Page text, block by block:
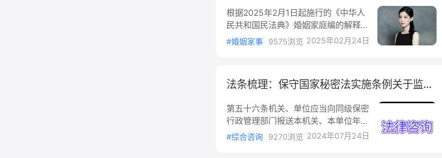
示要求解除合同，合同订立、履行均应以当事人自愿为
前提，继续履行有违公平原则，现双方已无继续履行的
基础，蓝天公司已于2024年5月2日通知王女士，2024
年5月4日在蓝天APP中生成解除协议，且王女士已收
法院对此不予支持。
蓝天公司在合同中未约定单方解除权情形、蓝天公
司提出解除合同未获得王女士同意，亦无法律规定享有
解除权的情形下，单方通知王女士解除合同，蓝天公司
刑标准灌醉强奸本质上属于强奸罪的一
种情形。根据《中华人民共和国刑法》
规定，以暴力、胁迫或者其他手段强奸
奸论，从重处罚。在这里，灌醉被害人
使其不知反抗、不能反抗的手段，就属
于&
根据2025年2月1日起施行的《中华人
民共和国民法典》婚姻家庭编的解释
(二)，关于夫妻房产归属的法律规定如
财产。若婚前已还清全部贷款，但婚后
付加共同还贷：如果婚前支付了首付款
并向银行贷款，房屋落在自己名下，婚
后用夫妻共同财产还贷，司法实践通常
#婚姻家事 9575浏览 2025年02月24日
法条梳理：保守国家秘密法实施条例关于监督管理的规定
第五十六条机关、单位应当向同级保密
行政管理部门报送本机关、本单位年度
保密工作情况。下级保密行政管理部门
#综合咨询 9270浏览 2024年07月24日